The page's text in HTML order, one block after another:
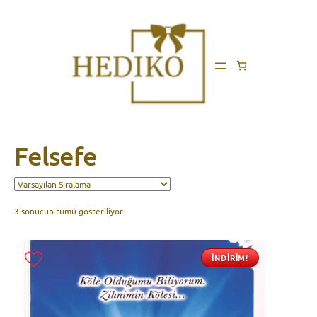
Felsefe
3 sonucun tümü gösteriliyor
İNDIRIM!